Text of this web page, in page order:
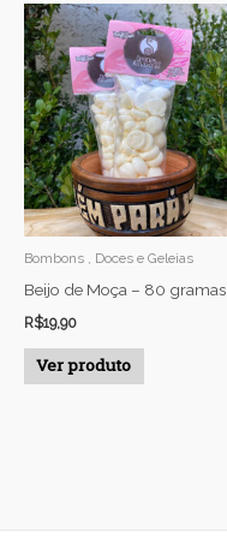
Bombons , Doces e Geleias
Beijo de Moça – 80 gramas
R$19,90
Ver produto